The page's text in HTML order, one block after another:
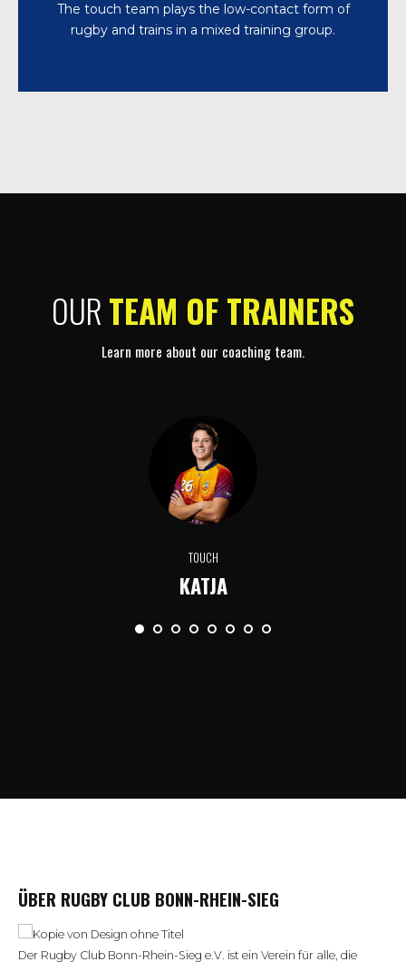
The touch team plays the low-contact form of
rugby and trains in a mixed training group.
OURTEAM OF TRAINERS
Learn more about our coaching team.
Rugby lieben oder kennenlernen wollen. Seit 1997 sind wir im
Herzen der amerikanischen Siedlung in Bonn zu Hause und bieten